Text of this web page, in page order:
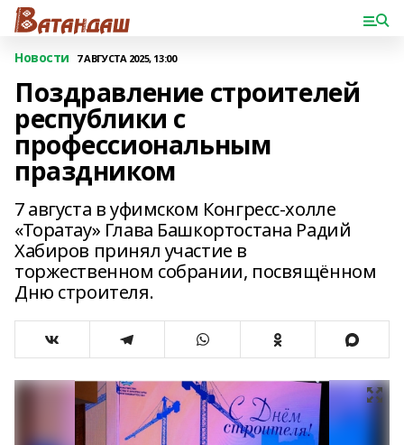
Новости 7 АВГУСТА 2025, 13:00
Поздравление строителей
республики с
профессиональным
праздником
7 августа в уфимском Конгресс-холле
«Торатау» Глава Башкортостана Радий
Хабиров принял участие в
торжественном собрании, посвящённом
Дню строителя.